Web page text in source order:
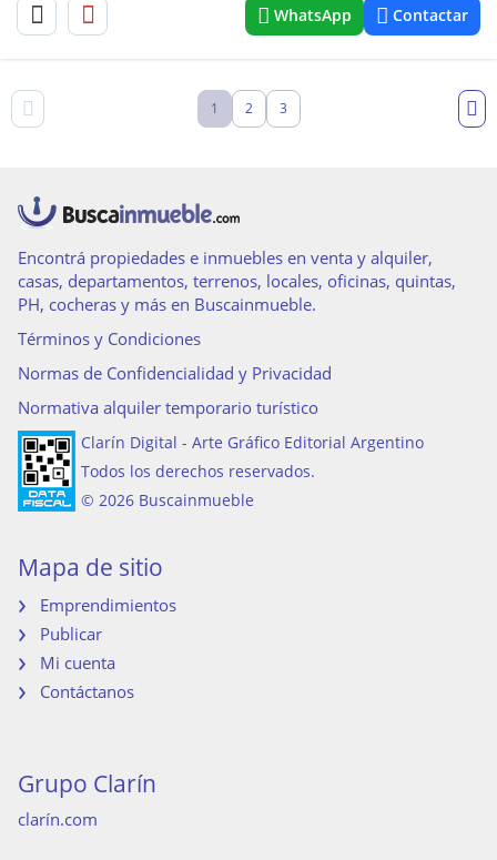
WhatsApp Contactar
1 2 3
Encontrá propiedades e inmuebles en venta y alquiler,
casas, departamentos, terrenos, locales, oficinas, quintas,
PH, cocheras y más en Buscainmueble.
Términos y Condiciones
Normas de Confidencialidad y Privacidad
Normativa alquiler temporario turístico
Clarín Digital - Arte Gráfico Editorial Argentino
Todos los derechos reservados.
© 2026 Buscainmueble
Mapa de sitio
Emprendimientos
Publicar
Mi cuenta
Contáctanos
Grupo Clarín
clarín.com